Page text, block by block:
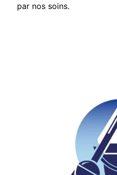
par nos soins.